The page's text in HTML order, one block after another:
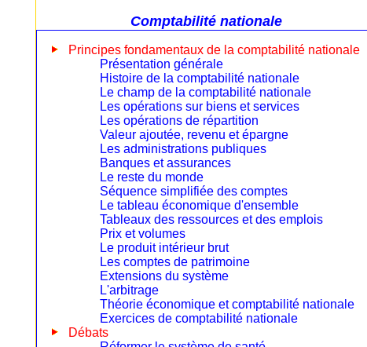
Comptabilité nationale
Principes fondamentaux de la comptabilité nationale
Présentation générale
Histoire de la comptabilité nationale
Le champ de la comptabilité nationale
Les opérations sur biens et services
Les opérations de répartition
Valeur ajoutée, revenu et épargne
Les administrations publiques
Banques et assurances
Le reste du monde
Séquence simplifiée des comptes
Le tableau économique d'ensemble
Tableaux des ressources et des emplois
Prix et volumes
Le produit intérieur brut
Les comptes de patrimoine
Extensions du système
L'arbitrage
Théorie économique et comptabilité nationale
Exercices de comptabilité nationale
Débats